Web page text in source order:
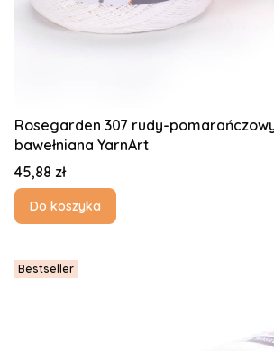
Rosegarden 307 rudy-
bawełniana YarnArt
Cena
45,88 zł
Do koszyka
Bestseller